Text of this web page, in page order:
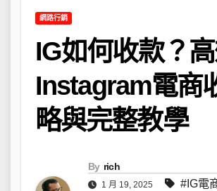
網路行銷
IG如何收款？
Instagram電商
略與完整教學
By rich
1 月 19, 2025 #IG電